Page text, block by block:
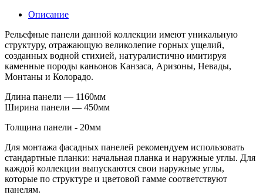
Описание
Рельефные панели данной коллекции имеют уникальную
структуру, отражающую великолепие горных ущелий,
созданных водной стихией, натуралистично имитируя
каменные породы каньонов Канзаса, Аризоны, Невады,
Монтаны и Колорадо.
Длина панели — 1160мм
Ширина панели — 450мм
Толщина панели - 20мм
Для монтажа фасадных панелей рекомендуем использовать
стандартные планки: начальная планка и наружные углы. Для
каждой коллекции выпускаются свои наружные углы,
которые по структуре и цветовой гамме соответствуют
панелям.